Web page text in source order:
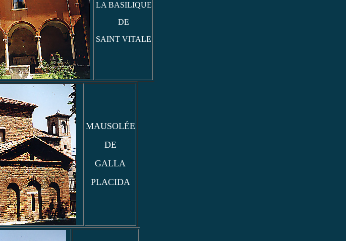
LA BASILIQUE
DE
SAINT VITALE
MAUSOLÉE
DE
GALLA
PLACIDA